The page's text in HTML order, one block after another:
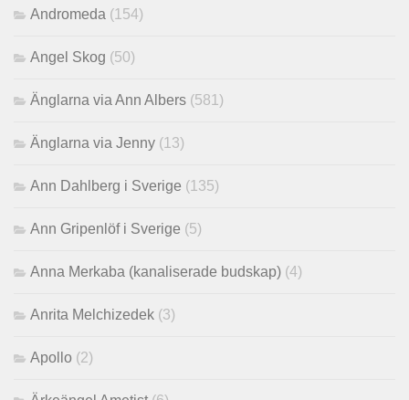
Andromeda (154)
Angel Skog (50)
Änglarna via Ann Albers (581)
Änglarna via Jenny (13)
Ann Dahlberg i Sverige (135)
Ann Gripenlöf i Sverige (5)
Anna Merkaba (kanaliserade budskap) (4)
Anrita Melchizedek (3)
Apollo (2)